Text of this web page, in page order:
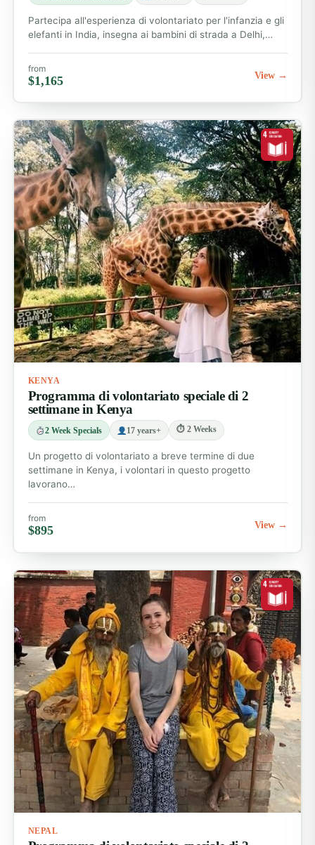
Partecipa all'esperienza di volontariato per l'infanzia e gli
elefanti in India, insegna ai bambini di strada a Delhi,…
from
$1,165 View →
KENYA
Programma di volontariato speciale di 2
settimane in Kenya
2 Week Specials 17 years+ ⏱ 2 Weeks
Un progetto di volontariato a breve termine di due
settimane in Kenya, i volontari in questo progetto
lavorano…
from
$895 View →
NEPAL